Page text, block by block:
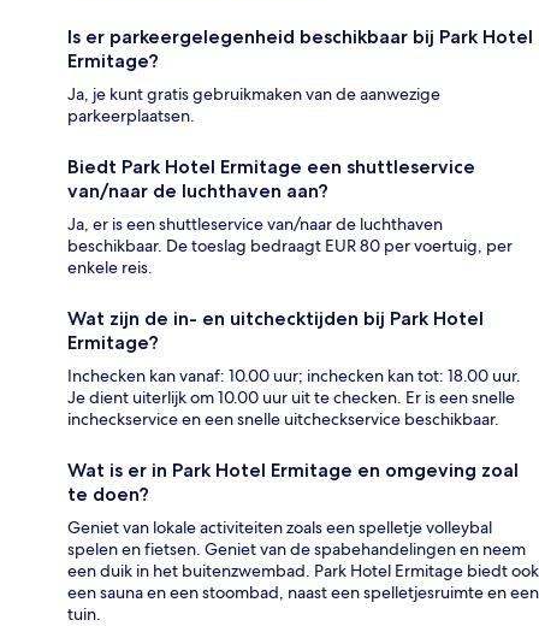
Is er parkeergelegenheid beschikbaar bij Park Hotel
Ermitage?
Ja, je kunt gratis gebruikmaken van de aanwezige
parkeerplaatsen.
Biedt Park Hotel Ermitage een shuttleservice
van/naar de luchthaven aan?
Ja, er is een shuttleservice van/naar de luchthaven
beschikbaar. De toeslag bedraagt EUR 80 per voertuig, per
enkele reis.
Wat zijn de in- en uitchecktijden bij Park Hotel
Ermitage?
Inchecken kan vanaf: 10.00 uur; inchecken kan tot: 18.00 uur.
Je dient uiterlijk om 10.00 uur uit te checken. Er is een snelle
incheckservice en een snelle uitcheckservice beschikbaar.
Wat is er in Park Hotel Ermitage en omgeving zoal
te doen?
Geniet van lokale activiteiten zoals een spelletje volleybal
spelen en fietsen. Geniet van de spabehandelingen en neem
een duik in het buitenzwembad. Park Hotel Ermitage biedt ook
een sauna en een stoombad, naast een spelletjesruimte en een
tuin.